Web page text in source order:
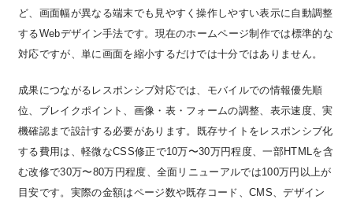
ど、画面幅が異なる端末でも見やすく操作しやすい表示に自動調整
するWebデザイン手法です。現在のホームページ制作では標準的な
対応ですが、単に画面を縮小するだけでは十分ではありません。
成果につながるレスポンシブ対応では、 モバイルでの情報優先順
位、ブレイクポイント、画像・表・フォームの調整、表示速度、実
機確認まで設計する必要があります。既存サイトをレスポンシブ化
する費用は、軽微なCSS修正で10万〜30万円程度、一部HTMLを含
む改修で30万〜80万円程度、全面リニューアルでは100万円以上が
目安です。実際の金額はページ数や既存コード、CMS、デザイン